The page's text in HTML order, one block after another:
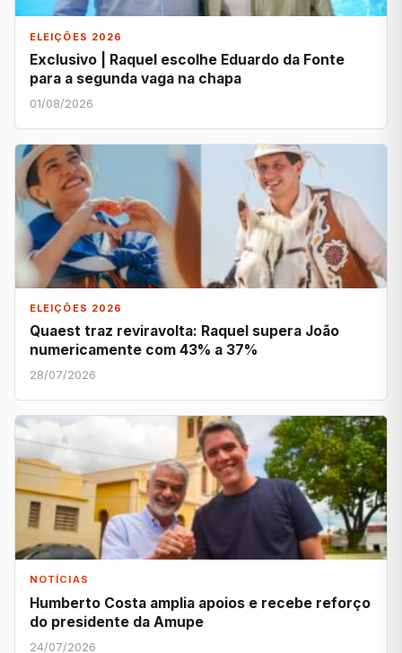
ELEIÇÕES 2026
Exclusivo | Raquel escolhe Eduardo da Fonte
para a segunda vaga na chapa
01/08/2026
ELEIÇÕES 2026
Quaest traz reviravolta: Raquel supera João
numericamente com 43% a 37%
28/07/2026
NOTÍCIAS
Humberto Costa amplia apoios e recebe reforço
do presidente da Amupe
24/07/2026